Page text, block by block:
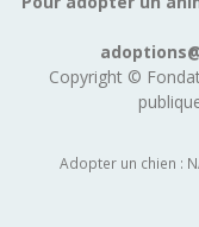
Copyright ©
Adopter un chien :